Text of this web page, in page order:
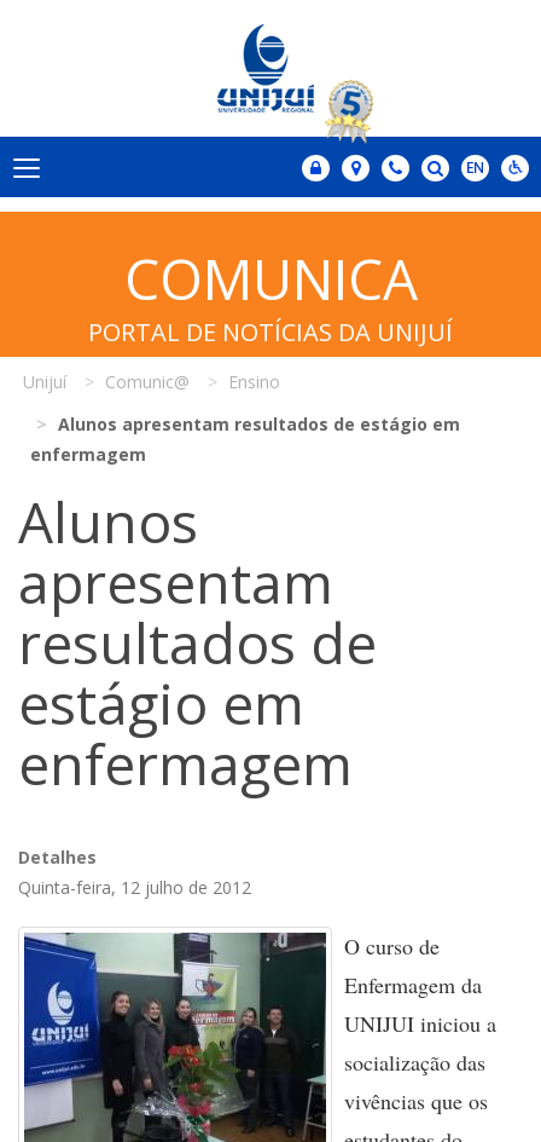
COMUNICA
PORTAL DE NOTÍCIAS DA UNIJUÍ
Unijuí Comunic@
Ensino
Alunos apresentam resultados de estágio em
enfermagem
Alunos
apresentam
resultados de
estágio em
enfermagem
Detalhes
Quinta-feira, 12 julho de 2012
O curso de
Enfermagem da
UNIJUI iniciou a
socialização das
vivências que os